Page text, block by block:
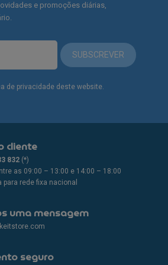
e promoções diárias,
SUBSCREVER
de privacidade deste website.
cliente
832 (*)
as 09:00 – 13:00 e 14:00 – 18:00
para rede fixa nacional
uma mensagem
seguro